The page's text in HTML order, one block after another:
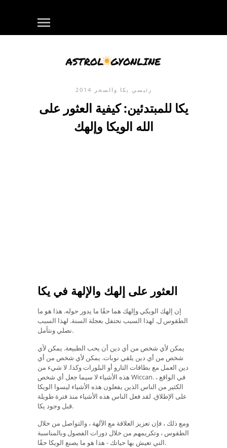
رئيسي يكا والسحر
يكا للمبتدئين: كيفية العثور على
الله الويكا وإلهك
العثور على إلهك والإلهة في يكا
إن إلهك الويكي وإلهك هما حقًا ما يدور حوله. هذا هو ما
الطقوس ل. لهذا السبب نحتفل بعجلة السنة. لهذا السبب
نصلي ونتأمل.
يمكن لأي شخص من أي دين أن يحب الطبيعة. يمكن لأي
شخص من أي دين يلقي نوبات. يمكن لأي شخص من أي
دين العمل مع بطاقات التارو أو البلورات وكذا. لا شيء من
هذه الأشياء لا سيما جعل أي شخص Wiccan. في الواقع ،
الكثير من الناس الذين يفعلون هذه الأشياء ليسوا الويكا
على الإطلاق. لقد فعل الناس هذه الأشياء منذ فترة طويلة
قبل وجود يكا.
ومع ذلك ، فإن تعزيز العلاقة مع الآلهة ، والتواصل من خلال
الطقوس ، وتكريمهم من خلال دورات الفصول وبالمناسبة
التي تعيش بها حياتك - هذا هو ما يصنع الويكا حقًا.